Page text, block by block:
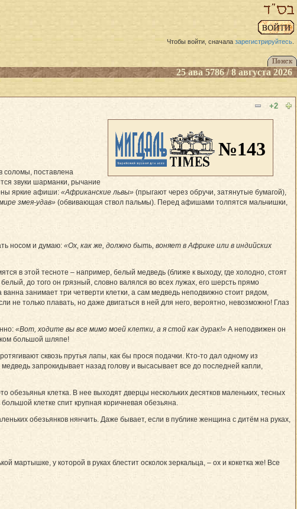
Чтобы войти, сначала зарегистрируйтесь.
25 ава 5786 / 8 августа 2026
+2
№143
соломы, поставлена
звуки шарманки, рычание
яркие афиши: «Африканские львы» (прыгают через обручи, затянутые бумагой),
змея-удав» (обвивающая ствол пальмы). Перед афишами толпятся мальчишки,
носом и думаю: «Ох, как же, должно быть, воняет в Африке или в индийских
в этой тесноте – например, белый медведь (ближе к выходу, где холодно, стоят
до того он грязный, словно валялся во всех лужах, его шерсть прямо
занимает три четверти клетки, а сам медведь неподвижно стоит рядом,
не только плавать, но даже двигаться в ней для него, вероятно, невозможно! Глаз
«Вот, ходите вы все мимо моей клетки, а я стой как дурак!» А неподвижен он
большой шляпе!
сквозь прутья лапы, как бы прося подачки. Кто-то дал одному из
запрокидывает назад голову и высасывает все до последней капли,
клетка. В нее выходят дверцы нескольких десятков маленьких, тесных
клетке спит крупная коричневая обезьяна.
обезьянков нянчить. Даже бывает, если в публике женщина с дитём на руках,
мартышке, у которой в руках блестит осколок зеркальца, – ох и кокетка же! Все